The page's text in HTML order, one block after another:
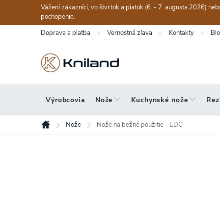
obsah
Vážení zákazníci, vo štvrtok a piatok (6. - 7. augusta 2026)
pochopenie.
Doprava a platba Vernostná zľava Kontakty
Výrobcovia Nože Kuchynské nože
Domov
Nože Nože na bežné použitie - EDC